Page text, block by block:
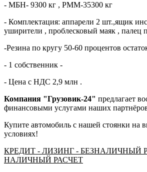
- МБН- 9300 кг , РММ-35300 кг
- Комплектация: аппарели 2 шт.,ящик
уширители , проблесковый маяк , палец
-Резина по кругу 50-60 процентов
- 1 собственник -
- Цена с НДС 2,9 млн .
Компания "Грузовик-24" предлагает
финансовыми услугами наших
Купите автомобиль с нашей стоянки на
условиях!
КРЕДИТ - ЛИЗИНГ - БЕЗНАЛИЧНЫЙ
НАЛИЧНЫЙ РАСЧЕТ